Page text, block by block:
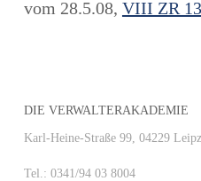
vom 28.5.08, VIII ZR
DIE VERWALTERAKADEMIE
Karl-Heine-Straße 99, 04229
Tel.: 0341/94 03 8004